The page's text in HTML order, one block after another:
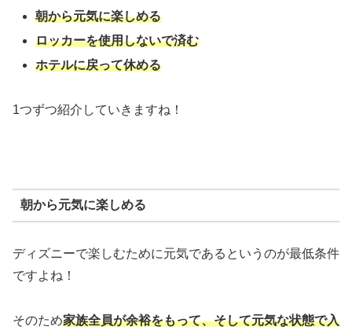
朝から元気に楽しめる
ロッカーを使用しないで済む
ホテルに戻って休める
1つずつ紹介していきますね！
朝から元気に楽しめる
ディズニーで楽しむために元気であるというのが最低条件
ですよね！
そのため家族全員が余裕をもって、そして元気な状態で入